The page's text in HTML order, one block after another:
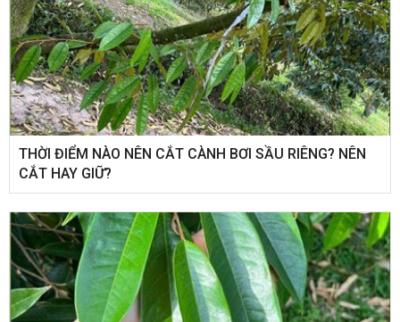
THỜI ĐIỂM NÀO NÊN CẮT CÀNH BƠI SẦU RIÊNG? NÊN
CẮT HAY GIỮ?